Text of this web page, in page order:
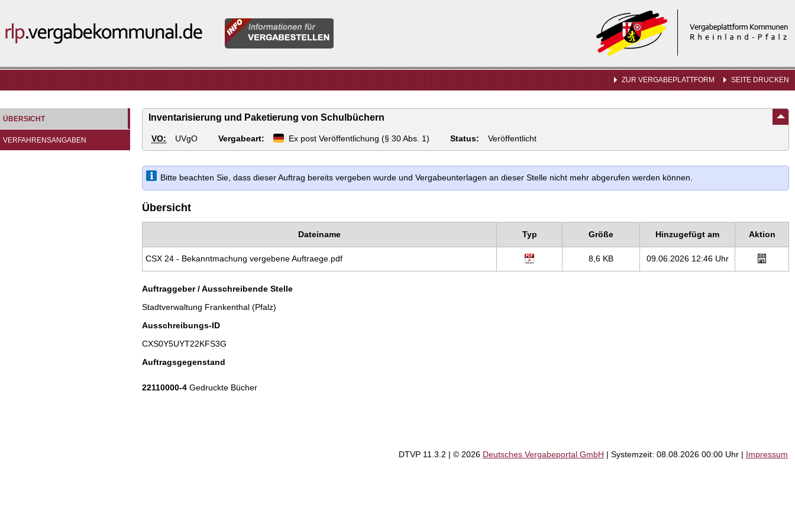
rlp.vergabekommunal.de
Vergabeplattform
Kommunen
Rheinland-
Pfalz
Informationen
für
Vergabestellen
ZUR VERGABEPLATTFORM SEITE DRUCKEN
ÜBERSICHT
VERFAHRENSANGABEN
Inventarisierung und Paketierung von Schulbüchern
VO: UVgO Vergabeart: Ex post Veröffentlichung (§ 30 Abs. 1) Status: Veröffentlicht
Bitte beachten Sie, dass dieser Auftrag bereits vergeben wurde und Vergabeunterlagen an dieser Stelle nicht mehr abgerufen werden können.
Übersicht
Dateiname Typ Größe Hinzugefügt am Aktion
CSX 24 - Bekanntmachung vergebene Auftraege.pdf 8,6 KB 09.06.2026 12:46 Uhr
Auftraggeber / Ausschreibende Stelle
Stadtverwaltung Frankenthal (Pfalz)
Ausschreibungs-ID
CXS0Y5UYT22KFS3G
Auftragsgegenstand
22110000-4 Gedruckte Bücher
DTVP 11.3.2 | © 2026 Deutsches Vergabeportal GmbH | Systemzeit: 08.08.2026 00:00 Uhr | Impressum